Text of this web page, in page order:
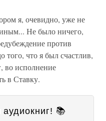
я, очевидно, уже не
Не было ничего,
против
того, что я был счастлив,
во исполнение
в Ставку.
📚